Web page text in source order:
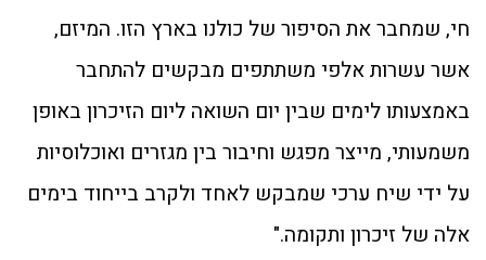
חי, שמחבר את הסיפור של כולנו בארץ הזו. המיזם,
אשר עשרות אלפי משתתפים מבקשים להתחבר
באמצעותו לימים שבין יום השואה ליום הזיכרון באופן
משמעותי, מייצר מפגש וחיבור בין מגזרים ואוכלוסיות
על ידי שיח ערכי שמבקש לאחד ולקרב בייחוד בימים
אלה של זיכרון ותקומה."